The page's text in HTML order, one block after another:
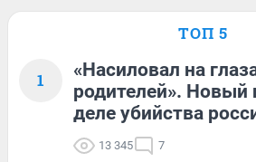
ТОП 5
1
«Насиловал на
родителей». Новый
деле убийства
13 345 7